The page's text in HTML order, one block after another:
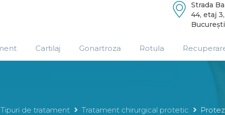
Strada
44, etaj
București
Cartilaj Gonartroza Rotula
Tipuri de tratament Tratament chirurgical protetic